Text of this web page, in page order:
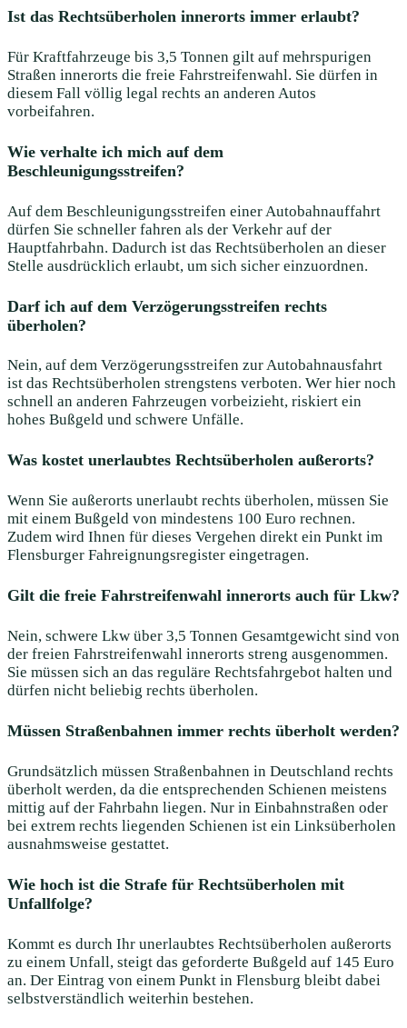
Ist das Rechtsüberholen innerorts immer erlaubt?
Für Kraftfahrzeuge bis 3,5 Tonnen gilt auf mehrspurigen
Straßen innerorts die freie Fahrstreifenwahl. Sie dürfen in
diesem Fall völlig legal rechts an anderen Autos
vorbeifahren.
Wie verhalte ich mich auf dem
Beschleunigungsstreifen?
Auf dem Beschleunigungsstreifen einer Autobahnauffahrt
dürfen Sie schneller fahren als der Verkehr auf der
Hauptfahrbahn. Dadurch ist das Rechtsüberholen an dieser
Stelle ausdrücklich erlaubt, um sich sicher einzuordnen.
Darf ich auf dem Verzögerungsstreifen rechts
überholen?
Nein, auf dem Verzögerungsstreifen zur Autobahnausfahrt
ist das Rechtsüberholen strengstens verboten. Wer hier noch
schnell an anderen Fahrzeugen vorbeizieht, riskiert ein
hohes Bußgeld und schwere Unfälle.
Was kostet unerlaubtes Rechtsüberholen außerorts?
Wenn Sie außerorts unerlaubt rechts überholen, müssen Sie
mit einem Bußgeld von mindestens 100 Euro rechnen.
Zudem wird Ihnen für dieses Vergehen direkt ein Punkt im
Flensburger Fahreignungsregister eingetragen.
Gilt die freie Fahrstreifenwahl innerorts auch für Lkw?
Nein, schwere Lkw über 3,5 Tonnen Gesamtgewicht sind von
der freien Fahrstreifenwahl innerorts streng ausgenommen.
Sie müssen sich an das reguläre Rechtsfahrgebot halten und
dürfen nicht beliebig rechts überholen.
Müssen Straßenbahnen immer rechts überholt werden?
Grundsätzlich müssen Straßenbahnen in Deutschland rechts
überholt werden, da die entsprechenden Schienen meistens
mittig auf der Fahrbahn liegen. Nur in Einbahnstraßen oder
bei extrem rechts liegenden Schienen ist ein Linksüberholen
ausnahmsweise gestattet.
Wie hoch ist die Strafe für Rechtsüberholen mit
Unfallfolge?
Kommt es durch Ihr unerlaubtes Rechtsüberholen außerorts
zu einem Unfall, steigt das geforderte Bußgeld auf 145 Euro
an. Der Eintrag von einem Punkt in Flensburg bleibt dabei
selbstverständlich weiterhin bestehen.